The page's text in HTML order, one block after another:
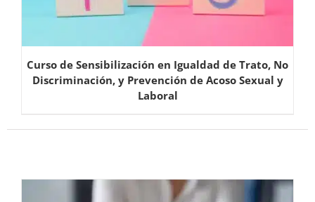
Curso de Sensibilización en Igualdad de Trato, No
Discriminación, y Prevención de Acoso Sexual y
Laboral